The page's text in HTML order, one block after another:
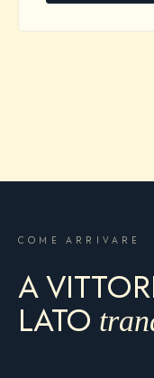
COME ARRIVARE
A
LATO